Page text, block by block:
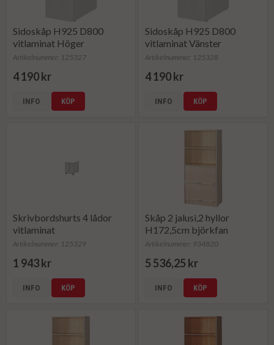
Sidoskåp H925 D800
vitlaminat Höger
Artikelnummer: 125327
4 190 kr
INFO KÖP
Sidoskåp H925 D800
vitlaminat Vänster
Artikelnummer: 125328
4 190 kr
INFO KÖP
Skrivbordshurts 4 lådor
vitlaminat
Artikelnummer: 125329
1 943 kr
INFO KÖP
Skåp 2 jalusi,2 hyllor
H172,5cm björkfan
Artikelnummer: 934820
5 536,25 kr
INFO KÖP